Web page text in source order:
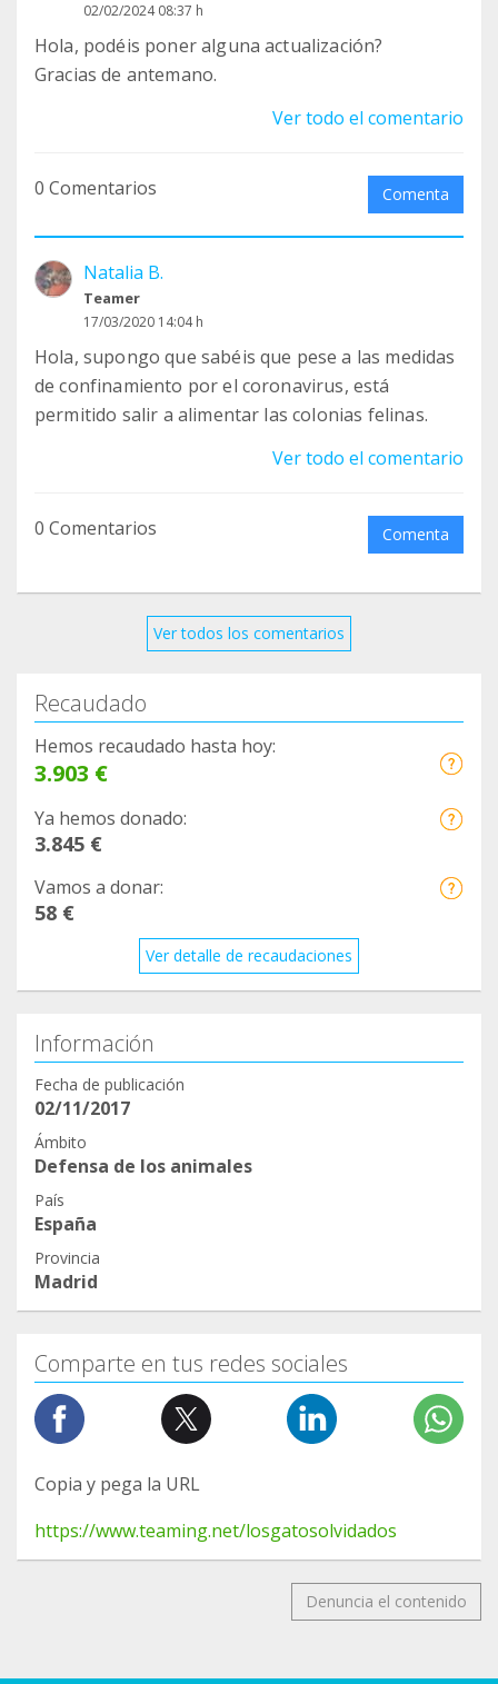
02/02/2024 08:37 h
Hola, podéis poner alguna actualización?
Gracias de antemano.
Ver todo el comentario
0 Comentarios Comenta
Natalia B.
Teamer
17/03/2020 14:04 h
Hola, supongo que sabéis que pese a las medidas
de confinamiento por el coronavirus, está
permitido salir a alimentar las colonias felinas.
Ver todo el comentario
0 Comentarios Comenta
Ver todos los comentarios
Recaudado
Hemos recaudado hasta hoy:
3.903 €
Ya hemos donado:
3.845 €
Vamos a donar:
58 €
Ver detalle de recaudaciones
Información
Fecha de publicación
02/11/2017
Ámbito
Defensa de los animales
País
España
Provincia
Madrid
Comparte en tus redes sociales
Copia y pega la URL
https://www.teaming.net/losgatosolvidados
Denuncia el contenido